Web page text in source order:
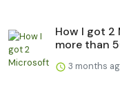
How I got
more than
3 months